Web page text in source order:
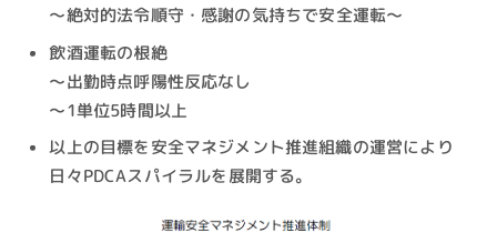
～絶対的法令順守・感謝の気持ちで安全運転～
飲酒運転の根絶
～出勤時点呼陽性反応なし
～1単位5時間以上
以上の目標を安全マネジメント推進組織の運営により
日々PDCAスパイラルを展開する。